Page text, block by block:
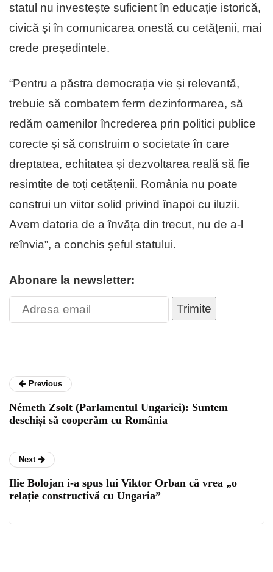
statul nu investește suficient în educație istorică,
civică și în comunicarea onestă cu cetățenii, mai
crede președintele.
“Pentru a păstra democrația vie și relevantă,
trebuie să combatem ferm dezinformarea, să
redăm oamenilor încrederea prin politici publice
corecte și să construim o societate în care
dreptatea, echitatea și dezvoltarea reală să fie
resimțite de toți cetățenii. România nu poate
construi un viitor solid privind înapoi cu iluzii.
Avem datoria de a învăța din trecut, nu de a-l
reînvia”, a conchis șeful statului.
Abonare la newsletter:
Trimite
Previous
Németh Zsolt (Parlamentul Ungariei): Suntem
deschiși să cooperăm cu România
Next
Ilie Bolojan i-a spus lui Viktor Orban că vrea „o
relație constructivă cu Ungaria”